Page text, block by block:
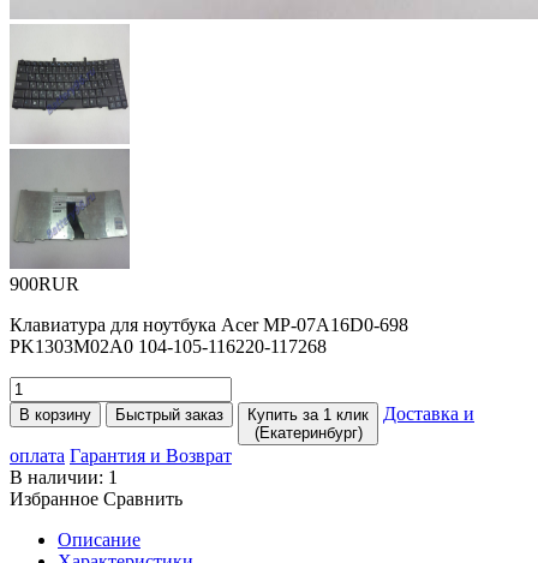
900RUR
Клавиатура для ноутбука Acer MP-07A16D0-698
PK1303M02A0 104-105-116220-117268
В корзину Быстрый заказ
Купить за 1 клик
(Екатеринбург)
Доставка и
оплата Гарантия и Возврат
В наличии: 1
Избранное Сравнить
Описание